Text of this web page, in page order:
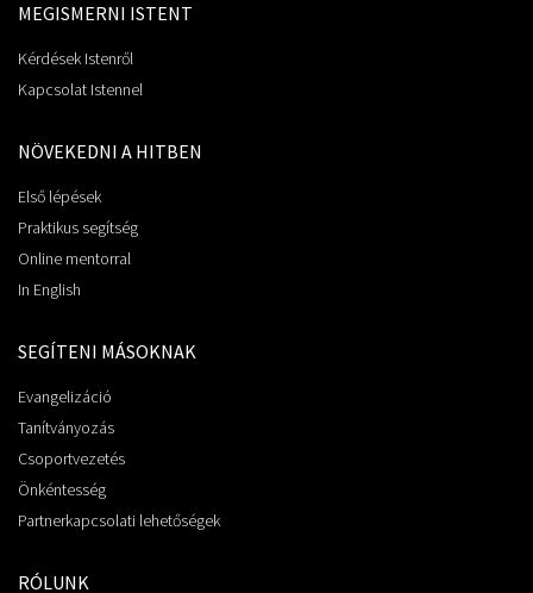
MEGISMERNI ISTENT
Kérdések Istenről
Kapcsolat Istennel
NÖVEKEDNI A HITBEN
Első lépések
Praktikus segítség
Online mentorral
In English
SEGÍTENI MÁSOKNAK
Evangelizáció
Tanítványozás
Csoportvezetés
Önkéntesség
Partnerkapcsolati lehetőségek
RÓLUNK